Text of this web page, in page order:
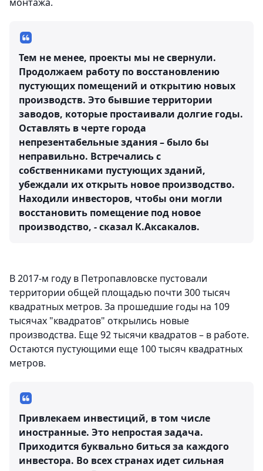
Тем не менее, проекты мы не свернули.
Продолжаем работу по восстановлению
пустующих помещений и открытию новых
производств. Это бывшие территории
заводов, которые простаивали долгие годы.
Оставлять в черте города
непрезентабельные здания – было бы
неправильно. Встречались с
собственниками пустующих зданий,
убеждали их открыть новое производство.
Находили инвесторов, чтобы они могли
восстановить помещение под новое
производство, - сказал К.Аксакалов.
В 2017-м году в Петропавловске пустовали
территории общей площадью почти 300 тысяч
квадратных метров. За прошедшие годы на 109
тысячах "квадратов" открылись новые
производства. Еще 92 тысячи квадратов – в работе.
Остаются пустующими еще 100 тысяч квадратных
метров.
Привлекаем инвестиций, в том числе
иностранные. Это непростая задача.
Приходится буквально биться за каждого
инвестора. Во всех странах идет сильная